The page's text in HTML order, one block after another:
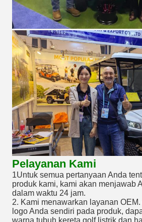
Pelayanan Kami
1Untuk semua pertanyaan Anda
produk kami, kami akan menjawab
dalam waktu 24 jam.
2. Kami menawarkan layanan
logo Anda sendiri pada produk,
warna tubuh kereta golf listrik dan